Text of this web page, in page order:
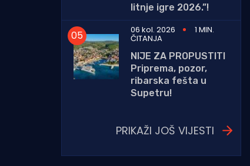
litnje igre 2026.”!
06 kol. 2026
1 MIN.
ČITANJA
NIJE ZA PROPUSTITI
Priprema, pozor,
ribarska fešta u
Supetru!
PRIKAŽI JOŠ VIJESTI